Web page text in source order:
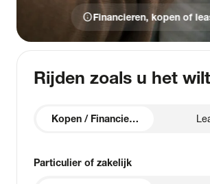
infoFinancieren, kopen of
Rijden zoals u het wilt
Kopen / Financieren
Particulier of zakelijk